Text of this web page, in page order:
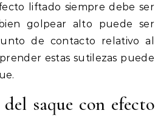
liftado siempre debe ser
golpear alto puede ser
de contacto relativo al
estas sutilezas puede
saque con efecto